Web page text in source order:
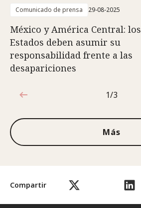
Compartir
Comunicado de prensa 29-08-2025
México y América Central: los
Estados deben asumir su
responsabilidad frente a las
desapariciones
1de3
1/3
Más